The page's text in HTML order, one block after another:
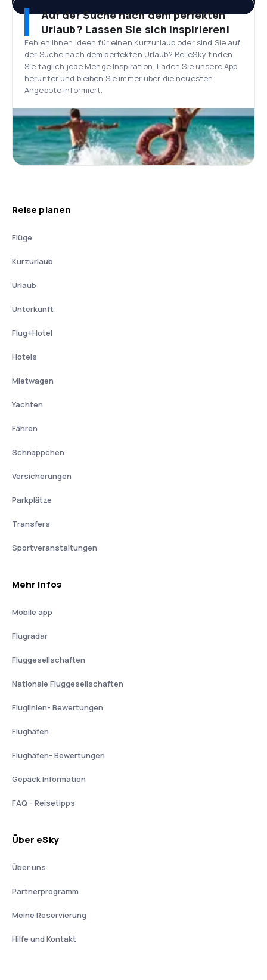
Auf der Suche nach dem perfekten
Urlaub? Lassen Sie sich inspirieren!
Fehlen Ihnen Ideen für einen Kurzurlaub oder sind Sie auf
der Suche nach dem perfekten Urlaub? Bei eSky finden
Sie täglich jede Menge Inspiration. Laden Sie unsere App
herunter und bleiben Sie immer über die neuesten
Angebote informiert.
Reise planen
Flüge
Kurzurlaub
Urlaub
Unterkunft
Flug+Hotel
Hotels
Mietwagen
Yachten
Fähren
Schnäppchen
Versicherungen
Parkplätze
Transfers
Sportveranstaltungen
Mehr Infos
Mobile app
Flugradar
Fluggesellschaften
Nationale Fluggesellschaften
Fluglinien- Bewertungen
Flughäfen
Flughäfen- Bewertungen
Gepäck Information
FAQ - Reisetipps
Über eSky
Über uns
Partnerprogramm
Meine Reservierung
Hilfe und Kontakt